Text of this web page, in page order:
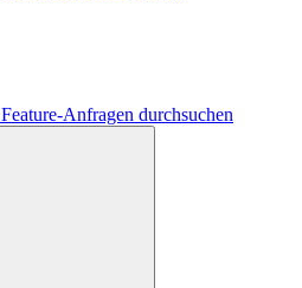
Feature-Anfragen durchsuchen